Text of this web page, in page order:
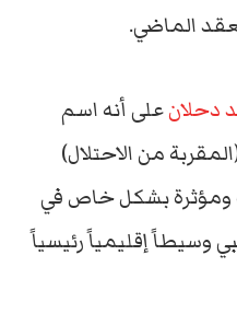
الماضي.
على أنه اسم
من الاحتلال)
ومؤثرة بشكل خاص في
وسيطاً إقليمياً رئيسياً